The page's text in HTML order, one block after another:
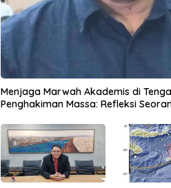
Menjaga Marwah Akademis di
Penghakiman Massa: Refleksi